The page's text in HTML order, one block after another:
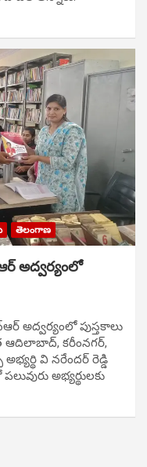
తెలంగాణ
అద్వర్యంలో
అద్వర్యంలో పుస్తకాలు
ఆదిలాబాద్, కరీంనగర్,
వి నరేందర్ రెడ్డి
అభ్యర్థులకు